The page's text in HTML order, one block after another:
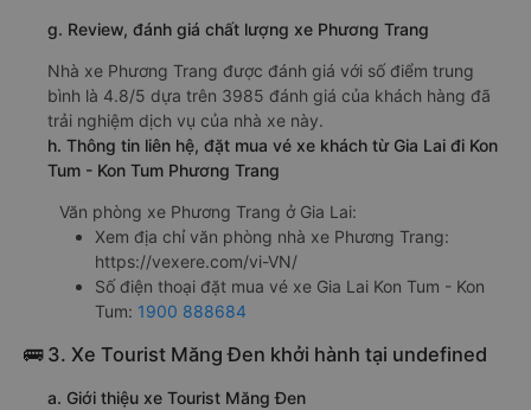
g. Review, đánh giá chất lượng xe Phương Trang
Nhà xe Phương Trang được đánh giá với số điểm trung
bình là 4.8/5 dựa trên 3985 đánh giá của khách hàng đã
trải nghiệm dịch vụ của nhà xe này.
h. Thông tin liên hệ, đặt mua vé xe khách từ Gia Lai đi Kon
Tum - Kon Tum Phương Trang
Văn phòng xe Phương Trang ở Gia Lai:
Xem địa chỉ văn phòng nhà xe Phương Trang:
https://vexere.com/vi-VN/
Số điện thoại đặt mua vé xe Gia Lai Kon Tum - Kon
Tum: 1900 888684
🚌 3. Xe Tourist Măng Đen khởi hành tại undefined
a. Giới thiệu xe Tourist Măng Đen